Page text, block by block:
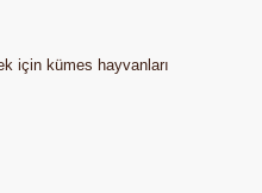
için kümes hayvanları